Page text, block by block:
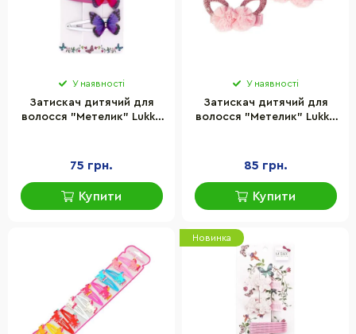
У наявності
Затискач дитячий для
волосся "Метелик" Lukky
75 грн.
Купити
У наявності
Затискач дитячий для
волосся "Метелик" Lukky
85 грн.
Купити
Новинка